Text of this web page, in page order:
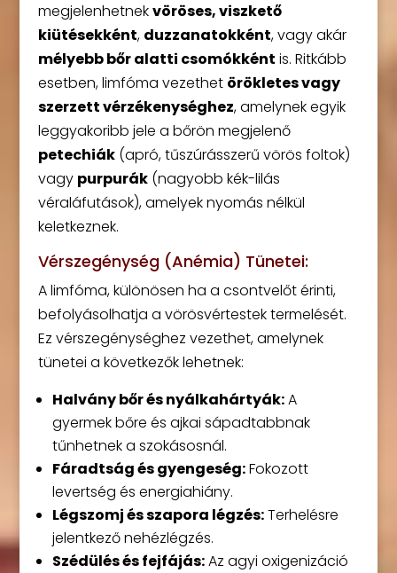
megjelenhetnekvöröses, viszkető
kiütésekként, duzzanatokként, vagy akár
mélyebb bőr alatti csomókként is. Ritkább
esetben, limfóma vezethet örökletes vagy
szerzett vérzékenységhez, amelynek egyik
leggyakoribb jele a bőrön megjelenő
petechiák(apró, tűszúrásszerű vörös foltok)
vagy purpurák(nagyobb kék-lilás
véraláfutások), amelyek nyomás nélkül
keletkeznek.
Vérszegénység (Anémia) Tünetei:
A limfóma, különösen ha a csontvelőt érinti,
befolyásolhatja a vörösvértestek termelését.
Ez vérszegénységhez vezethet, amelynek
tünetei a következők lehetnek:
Halvány bőr és nyálkahártyák:A
gyermek bőre és ajkai sápadtabbnak
tűnhetnek a szokásosnál.
Fáradtság és gyengeség:Fokozott
levertség és energiahiány.
Légszomj és szapora légzés:Terhelésre
jelentkező nehézlégzés.
Szédülés és fejfájás:Az agyi oxigenizáció